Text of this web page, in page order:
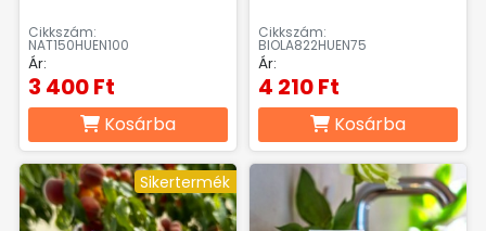
Cikkszám:
NAT150HUEN100
Ár:
3 400 Ft
Kosárba
Cikkszám:
BIOLA822HUEN75
Ár:
4 210 Ft
Kosárba
Sikertermék